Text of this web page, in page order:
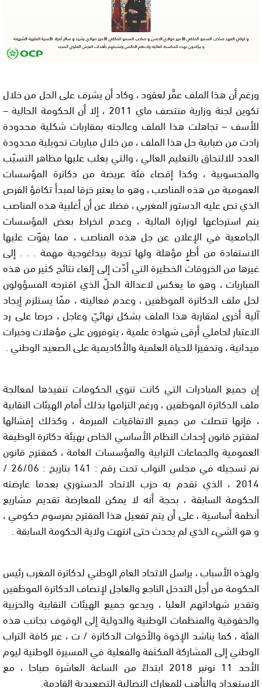
ﻭﺭﻏﻢ ﺃﻥ ﻫﺬﺍ ﺍﻟﻤﻠﻒ ﻋﻤَّﺮ ﻟﻌﻘﻮﺩ ، ﻭﻛﺎﺩ ﺃﻥ ﻳﺸﺮﻑ ﻋﻠﻰ ﺍﻟﺤﻞ ﻣﻦ ﺧﻼﻝ
ﺗﻜﻮﻳﻦ ﻟﺠﻨﺔ ﻭﺯﺍﺭﻳﺔ ﻣﻨﺘﺼﻒ ﻣﺎﻱ 2011 ، ﺇﻻ ﺃﻥ ﺍﻟﺤﻜﻮﻣﺔ ﺍﻟﺤﺎﻟﻴﺔ –
ﻟﻸﺳﻒ – ﺗﺠﺎﻫﻠﺖ ﻫﺬﺍ ﺍﻟﻤﻠﻒ ﻭﻋﺎﻟﺠﺘﻪ ﺑﻤﻘﺎﺭﺑﺎﺕ ﺷﻜﻠﻴﺔ ﻣﺤﺪﻭﺩﺓ
ﺯﺍﺩﺕ ﻣﻦ ﺿﺒﺎﺑﻴﺔ ﺣﻞ ﻫﺬﺍ ﺍﻟﻤﻠﻒ ، ﻣﻦ ﺧﻼﻝ ﻣﺒﺎﺭﻳﺎﺕ ﺗﺤﻮﻳﻠﻴﺔ ﻣﺤﺪﻭﺩﺓ
ﺍﻟﻌﺪﺩ ﻟﻼﻟﺘﺤﺎﻕ ﺑﺎﻟﺘﻌﻠﻴﻢ ﺍﻟﻌﺎﻟﻲ ، ﻭﺍﻟﺘﻲ ﻳﻐﻠﺐ ﻋﻠﻴﻬﺎ ﻣﻈﺎﻫﺮ ﺍﻟﺘﺴﻴّﺐ
ﻭﺍﻟﻤﺤﺴﻮﺑﻴﺔ ، ﻭﻛﺬﺍ ﺇﻗﺼﺎﺀ ﻓﺌﺔ ﻋﺮﻳﻀﺔ ﻣﻦ ﺩﻛﺎﺗﺮﺓ ﺍﻟﻤﺆﺳﺴﺎﺕ
ﺍﻟﻌﻤﻮﻣﻴﺔ ﻣﻦ ﻫﺬﻩ ﺍﻟﻤﻨﺎﺻﺐ ، ﻭﻫﻮ ﻣﺎ ﻳﻌﺘﺒﺮ ﺧﺮﻗﺎ ﻟﻤﺒﺪﺃ ﺗﻜﺎﻓﺆ ﺍﻟﻔﺮﺹ
ﺍﻟﺬﻱ ﻧﺺ ﻋﻠﻴﻪ ﺍﻟﺪﺳﺘﻮﺭ ﺍﻟﻤﻐﺮﺑﻲ ، ﻓﻀﻼ ﻋﻦ ﺃﻥ ﺃﻏﻠﺒﻴﺔ ﻫﺬﻩ ﺍﻟﻤﻨﺎﺻﺐ
ﻳﺘﻢ ﺍﺳﺘﺮﺟﺎﻋﻬﺎ ﻟﻮﺯﺍﺭﺓ ﺍﻟﻤﺎﻟﻴﺔ ، ﻭﻋﺪﻡ ﺍﻧﺨﺮﺍﻁ ﺑﻌﺾ ﺍﻟﻤﺆﺳﺴﺎﺕ
ﺍﻟﺠﺎﻣﻌﻴﺔ ﻓﻲ ﺍﻹﻋﻼﻥ ﻋﻦ ﺟﻞ ﻫﺬﻩ ﺍﻟﻤﻨﺎﺻﺐ ، ﻣﻤﺎ ﻳﻔﻮّﺕ ﻋﻠﻴﻬﺎ
ﺍﻻﺳﺘﻔﺎﺩﺓ ﻣﻦ ﺃﻃﺮٍ ﻣﺆﻫﻠﺔ ﻭﻟﻬﺎ ﺗﺠﺮﺑﺔ ﺑﻴﺪﺍﻏﻮﺟﻴﺔ ﻣﻬﻤﺔ . . . ﺇﻟﻰ
ﻏﻴﺮﻫﺎ ﻣﻦ ﺍﻟﺨﺮﻭﻗﺎﺕ ﺍﻟﺨﻄﻴﺮﺓ ﺍﻟﺘﻲ ﺃﺩّﺕ ﺇﻟﻰ ﺇﻟﻐﺎﺀ ﻧﺘﺎﺋﺞ ﻛﺜﻴﺮ ﻣﻦ ﻫﺬﻩ
ﺍﻟﻤﺒﺎﺭﻳﺎﺕ ، ﻭﻫﻮ ﻣﺎ ﻳﻌﻜﺲ ﻻﻋﺪﺍﻟﺔ ﺍﻟﺤﻞّ ﺍﻟﺬﻱ ﺍﻗﺘﺮﺣﻪ ﺍﻟﻤﺴﺆﻭﻟﻮﻥ
ﻟﺤﻞ ﻣﻠﻒ ﺍﻟﺪﻛﺎﺗﺮﺓ ﺍﻟﻤﻮﻇﻔﻴﻦ ، ﻭﻋﺪﻡ ﻓﻌﺎﻟﻴﺘﻪ ، ﻣﻤّﺎ ﻳﺴﺘﻠﺰﻡ ﺇﻳﺠﺎﺩ
ﺁﻟﻴﺔ ﺃﺧﺮﻯ ﻟﻤﻘﺎﺭﺑﺔ ﻫﺬﺍ ﺍﻟﻤﻠﻒ ﺑﺸﻜﻞ ﻧﻬﺎﺋﻲّ ﻭﻋﺎﺟﻞ ، ﺣﺮﺻﺎ ﻋﻠﻰ ﺭﺩ
ﺍﻻﻋﺘﺒﺎﺭ ﻟﺤﺎﻣﻠﻲ ﺃﺭﻗﻰ ﺷﻬﺎﺩﺓ ﻋﻠﻤﻴﺔ ، ﻳﺘﻮﻓﺮﻭﻥ ﻋﻠﻰ ﻣﺆﻫﻼﺕ ﻭﺧﺒﺮﺍﺕ
ﻣﻴﺪﺍﻧﻴﺔ ، ﻭﺗﺤﻔﻴﺰﺍ ﻟﻠﺤﻴﺎﺓ ﺍﻟﻌﻠﻤﻴﺔ ﻭﺍﻷﻛﺎﺩﻳﻤﻴﺔ ﻋﻠﻰ ﺍﻟﺼﻌﻴﺪ ﺍﻟﻮﻃﻨﻲ .
ﺇﻥ ﺟﻤﻴﻊ ﺍﻟﻤﺒﺎﺩﺭﺍﺕ ﺍﻟﺘﻲ ﻛﺎﻧﺖ ﺗﻨﻮﻱ ﺍﻟﺤﻜﻮﻣﺎﺕ ﺗﻨﻔﻴﺬﻫﺎ ﻟﻤﻌﺎﻟﺠﺔ
ﻣﻠﻒ ﺍﻟﺪﻛﺎﺗﺮﺓ ﺍﻟﻤﻮﻇﻔﻴﻦ ، ﻭﺭﻏﻢ ﺍﻟﺘﺰﺍﻣﻬﺎ ﺑﺬﻟﻚ ﺃﻣﺎﻡ ﺍﻟﻬﻴﺌﺎﺕ ﺍﻟﻨﻘﺎﺑﻴﺔ
، ﻓﺈﻧﻬﺎ ﺗﻨﺼﻠﺖ ﻣﻦ ﺟﻤﻴﻊ ﺍﻻﺗﻔﺎﻗﻴﺎﺕ ﺍﻟﻤﺒﺮﻣﺔ ، ﻭﻛﺬﻟﻚ ﺇﻓﺸﺎﻟﻬﺎ
ﻟﻤﻘﺘﺮﺡ ﻗﺎﻧﻮﻥ ﺇﺣﺪﺍﺙ ﺍﻟﻨﻈﺎﻡ ﺍﻷﺳﺎﺳﻲ ﺍﻟﺨﺎﺹ ﺑﻬﻴﺌﺔ ﺩﻛﺎﺗﺮﺓ ﺍﻟﻮﻇﻴﻔﺔ
ﺍﻟﻌﻤﻮﻣﻴﺔ ﻭﺍﻟﺠﻤﺎﻋﺎﺕ ﺍﻟﺘﺮﺍﺑﻴﺔ ﻭﺍﻟﻤﺆﺳﺴﺎﺕ ﺍﻟﻌﺎﻣﺔ ، ﻛﻤﻘﺘﺮﺡ ﻗﺎﻧﻮﻥ
ﺗﻢ ﺗﺴﺠﻴﻠﻪ ﻓﻲ ﻣﺠﻠﺲ ﺍﻟﻨﻮﺍﺏ ﺗﺤﺖ ﺭﻗﻢ : 141 ﺑﺘﺎﺭﻳﺦ : 26/06 /
2014 ، ﺍﻟﺬﻱ ﺗﻘﺪﻡ ﺑﻪ ﺣﺰﺏ ﺍﻻﺗﺤﺎﺩ ﺍﻟﺪﺳﺘﻮﺭﻱ ﺑﻌﺪﻣﺎ ﻋﺎﺭﺿﺘﻪ
ﺍﻟﺤﻜﻮﻣﺔ ﺍﻟﺴﺎﺑﻘﺔ ، ﺑﺤﺠﺔ ﺃﻧﻪ ﻻ ﻳﻤﻜﻦ ﻟﻠﻤﻌﺎﺭﺿﺔ ﺗﻘﺪﻳﻢ ﻣﺸﺎﺭﻳﻊ
ﺃﻧﻈﻤﺔ ﺃﺳﺎﺳﻴﺔ ، ﻋﻠﻰ ﺃﻥ ﻳﺘﻢ ﺗﻔﻌﻴﻞ ﻫﺬﺍ ﺍﻟﻤﻘﺘﺮﺡ ﺑﻤﺮﺳﻮﻡ ﺣﻜﻮﻣﻲ ،
ﻭ ﻫﻮ ﺍﻟﺸﻲﺀ ﺍﻟﺬﻱ ﻟﻢ ﻳﺤﺪﺙ ﺣﺘﻰ ﺍﻧﺘﻬﺖ ﻭﻻﻳﺔ ﺍﻟﺤﻜﻮﻣﺔ ﺍﻟﺴﺎﺑﻘﺔ .
ﻭﻟﻬﺬﻩ ﺍﻷﺳﺒﺎﺏ ، ﻳﺮﺍﺳﻞ ﺍﻻﺗﺤﺎﺩ ﺍﻟﻌﺎﻡ ﺍﻟﻮﻃﻨﻲ ﻟﺪﻛﺎﺗﺮﺓ ﺍﻟﻤﻐﺮﺏ ﺭﺋﻴﺲ
ﺍﻟﺤﻜﻮﻣﺔ ﻣﻦ ﺃﺟﻞ ﺍﻟﺘﺪﺧﻞ ﺍﻟﻨﺎﺟﻊ ﻭﺍﻟﻌﺎﺟﻞ ﻹﻧﺼﺎﻑ ﺍﻟﺪﻛﺎﺗﺮﺓ ﺍﻟﻤﻮﻇﻔﻴﻦ
ﻭﺗﻘﺪﻳﺮ ﺷﻬﺎﺩﺍﺗﻬﻢ ﺍﻟﻌﻠﻴﺎ ، ﻭﻳﺪﻋﻮ ﺟﻤﻴﻊ ﺍﻟﻬﻴﺌﺎﺕ ﺍﻟﻨﻘﺎﺑﻴﺔ ﻭﺍﻟﺤﺰﺑﻴﺔ
ﻭﺍﻟﺤﻘﻮﻗﻴﺔ ﻭﺍﻟﻤﻨﻈﻤﺎﺕ ﺍﻟﻮﻃﻨﻴﺔ ﻭﺍﻟﺪﻭﻟﻴﺔ ﺇﻟﻰ ﺍﻟﻮﻗﻮﻑ ﺑﺠﺎﻧﺐ ﻫﺬﻩ
ﺍﻟﻔﺌﺔ ، ﻛﻤﺎ ﻳﻨﺎﺷﺪ ﺍﻹﺧﻮﺓ ﻭﺍﻷﺧﻮﺍﺕ ﺍﻟﺪﻛﺎﺗﺮﺓ / ﺕ ، ﻋﺒﺮ ﻛﺎﻓﺔ ﺍﻟﺘﺮﺍﺏ
ﺍﻟﻮﻃﻨﻲ ﺇﻟﻰ ﺍﻟﻤﺸﺎﺭﻛﺔ ﺍﻟﻤﻜﺜﻔﺔ ﻭﺍﻟﻔﻌﻠﻴﺔ ﻓﻲ ﺍﻟﻤﺴﻴﺮﺓ ﺍﻟﻮﻃﻨﻴﺔ ﻟﻴﻮﻡ
ﺍﻷﺣﺪ 11 ﻧﻮﻧﺒﺮ 2018 ﺍﺑﺘﺪﺍﺀً ﻣﻦ ﺍﻟﺴﺎﻋﺔ ﺍﻟﻌﺎﺷﺮﺓ ﺻﺒﺎﺣﺎ ، ﻣﻊ
ﺍﻻﺳﺘﻌﺪﺍﺩ ﻭﺍﻟﺘﺄﻫﺐ ﻟﻠﻤﻌﺎﺭﻙ ﺍﻟﻨﻀﺎﻟﻴﺔ ﺍﻟﺘﺼﻌﻴﺪﻳﺔ ﺍﻟﻘﺎﺩﻣﺔ.